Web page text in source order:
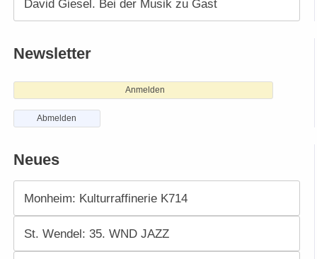
David Giesel. Bei der Musik zu Gast
Newsletter
Anmelden
Abmelden
Neues
Monheim: Kulturraffinerie K714
St. Wendel: 35. WND JAZZ